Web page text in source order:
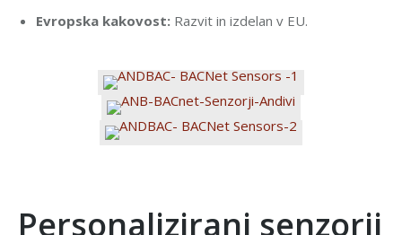
Evropska kakovost: Razvit in izdelan v EU.
Personalizirani senzorji